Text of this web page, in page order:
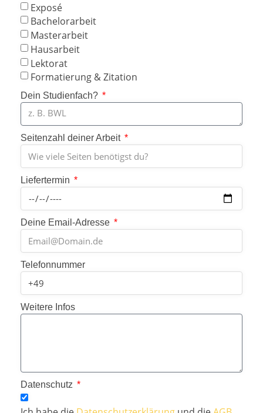
Exposé
Bachelorarbeit
Masterarbeit
Hausarbeit
Lektorat
Formatierung & Zitation
Dein Studienfach?
Seitenzahl deiner Arbeit
Liefertermin
Deine Email-Adresse
Telefonnummer
Weitere Infos
Datenschutz